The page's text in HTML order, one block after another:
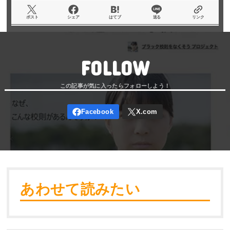
ポスト シェア はてブ 送る リンク
FOLLOW
あわせて読みたい